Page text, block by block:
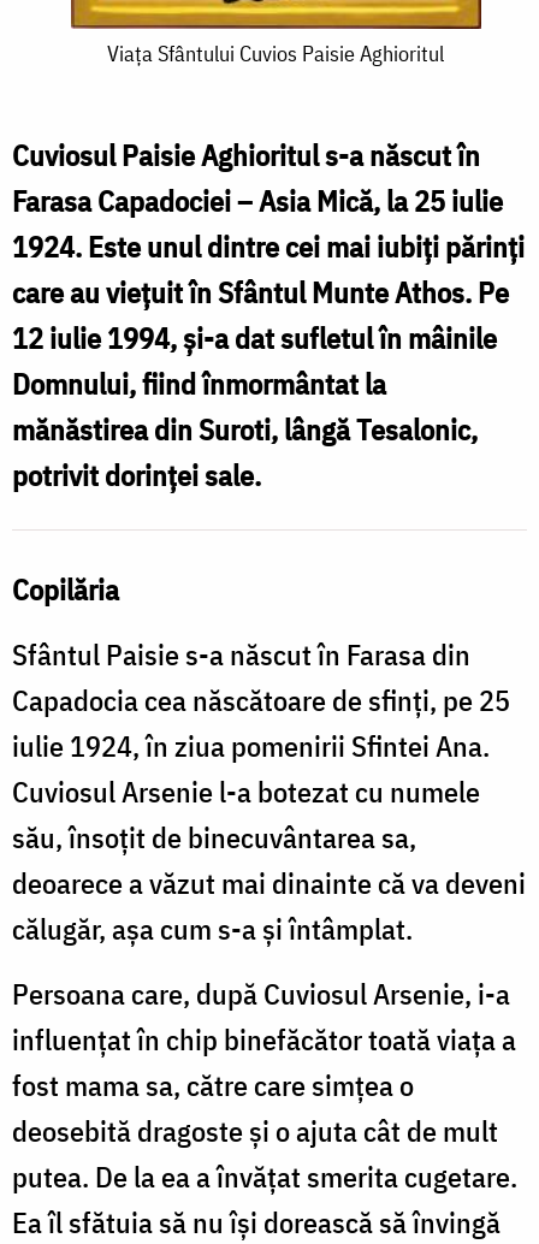
Cuvios
Paisie
Aghioritul
Viața Sfântului Cuvios Paisie Aghioritul
Cuviosul Paisie Aghioritul s-a născut în
Farasa Capadociei – Asia Mică, la 25 iulie
1924. Este unul dintre cei mai iubiţi părinţi
care au vieţuit în Sfântul Munte Athos. Pe
12 iulie 1994, şi-a dat sufletul în mâinile
Domnului, fiind înmormântat la
mănăstirea din Suroti, lângă Tesalonic,
potrivit dorinţei sale.
Copilăria
Sfântul Paisie s-a născut în Farasa din
Capadocia cea născătoare de sfinți, pe 25
iulie 1924, în ziua pomenirii Sfintei Ana.
Cuviosul Arsenie l-a botezat cu numele
său, însoțit de binecuvântarea sa,
deoarece a văzut mai dinainte că va deveni
călugăr, așa cum s-a și întâmplat.
Persoana care, după Cuviosul Arsenie, i-a
influențat în chip binefăcător toată viața a
fost mama sa, către care simțea o
deosebită dragoste și o ajuta cât de mult
putea. De la ea a învățat smerita cugetare.
Ea îl sfătuia să nu își dorească să învingă